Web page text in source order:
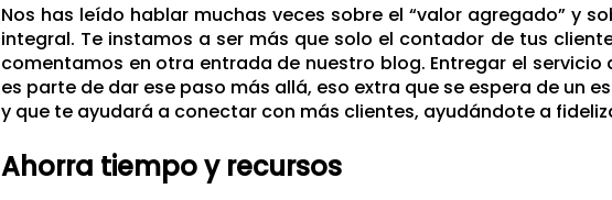
Nos has leído hablar muchas veces sobre el “valor agregado” y
integral. Te instamos a ser más que solo el contador de tus
comentamos en otra entrada de nuestro blog. Entregar el
es parte de dar ese paso más allá, eso extra que se espera de un
y que te ayudará a conectar con más clientes, ayudándote a
Ahorra tiempo y recursos